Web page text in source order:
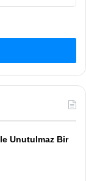
Unutulmaz Bir